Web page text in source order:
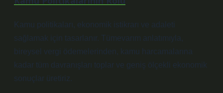
Kamu politikaları, ekonomik istikrarı ve adaleti
sağlamak için tasarlanır. Tümevarım anlatımıyla,
bireysel vergi ödemelerinden, kamu harcamalarına
kadar tüm davranışları toplar ve geniş ölçekli ekonomik
sonuçlar üretiriz.